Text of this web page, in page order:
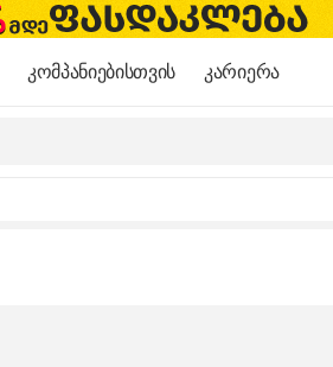
კომპანიებისთვის კარიერა